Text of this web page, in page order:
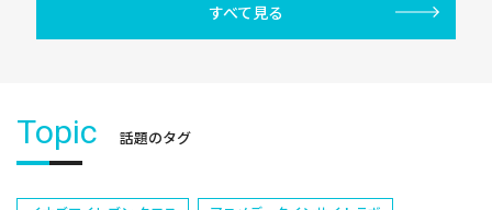
すべて見る
Topic 話題のタグ